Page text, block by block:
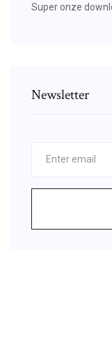
Super onze
Newsletter